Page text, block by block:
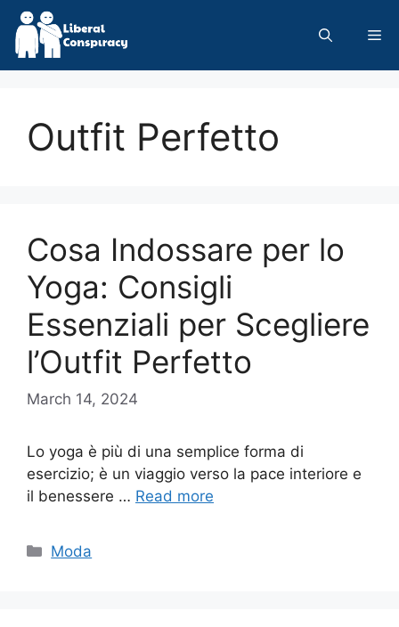
Skip
content
Outfit Perfetto
Cosa Indossare per lo
Yoga: Consigli
Essenziali per Scegliere
l’Outfit Perfetto
March 14, 2024
Lo yoga è più di una semplice forma di
esercizio; è un viaggio verso la pace interiore e
il benessere … Read more
Categories
Moda